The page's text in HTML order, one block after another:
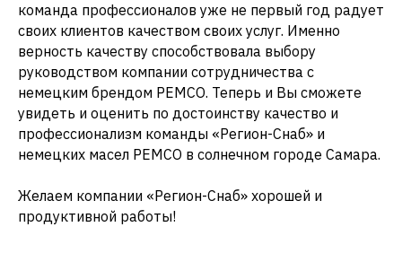
команда профессионалов уже не первый год радует
своих клиентов качеством своих услуг. Именно
верность качеству способствовала выбору
руководством компании сотрудничества с
немецким брендом PEMCO. Теперь и Вы сможете
увидеть и оценить по достоинству качество и
профессионализм команды «Регион-Снаб» и
немецких масел PEMCO в солнечном городе Самара.
Желаем компании «Регион-Снаб» хорошей и
продуктивной работы!